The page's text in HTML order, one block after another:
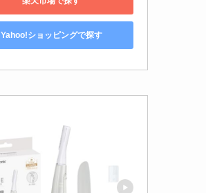
Yahoo!ショッピングで探す